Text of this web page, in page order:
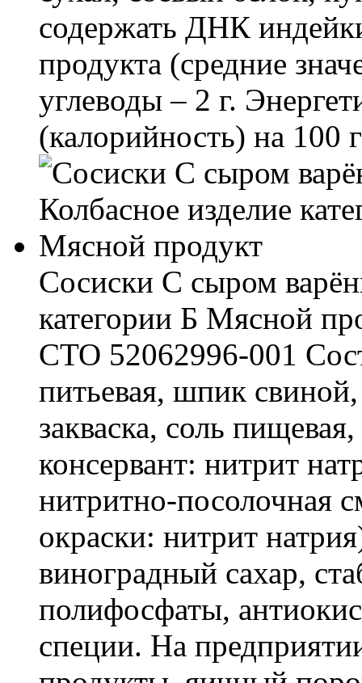
содержать ДНК
продукта (средние
углеводы – 2 г.
(калорийность) на 100
Сосиски С сыром
категории Б Мясной
СТО 52062996-001
питьевая, шпик
закваска, соль
консервант: нитрит
нитритно-посолочная
окраски: нитрит
виноградный сахар,
полифосфаты,
специи. На